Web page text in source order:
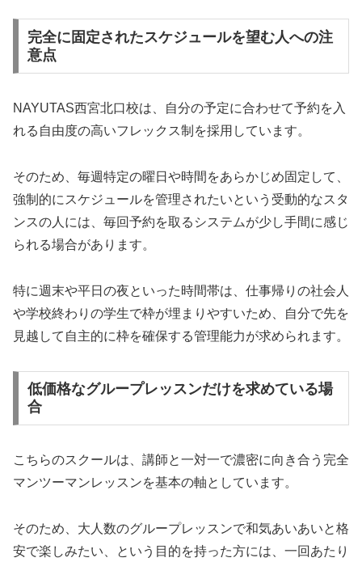
完全に固定されたスケジュールを望む人への注
意点
NAYUTAS西宮北口校は、自分の予定に合わせて予約を入
れる自由度の高いフレックス制を採用しています。
そのため、毎週特定の曜日や時間をあらかじめ固定して、
強制的にスケジュールを管理されたいという受動的なスタ
ンスの人には、毎回予約を取るシステムが少し手間に感じ
られる場合があります。
特に週末や平日の夜といった時間帯は、仕事帰りの社会人
や学校終わりの学生で枠が埋まりやすいため、自分で先を
見越して自主的に枠を確保する管理能力が求められます。
低価格なグループレッスンだけを求めている場
合
こちらのスクールは、講師と一対一で濃密に向き合う完全
マンツーマンレッスンを基本の軸としています。
そのため、大人数のグループレッスンで和気あいあいと格
安で楽しみたい、という目的を持った方には、一回あたり